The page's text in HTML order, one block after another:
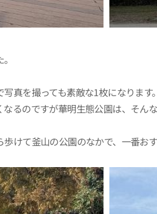
真を撮っても素敵な1枚になります。
るのですが華明生態公園は、そん
けて釜山の公園のなかで、一番おす